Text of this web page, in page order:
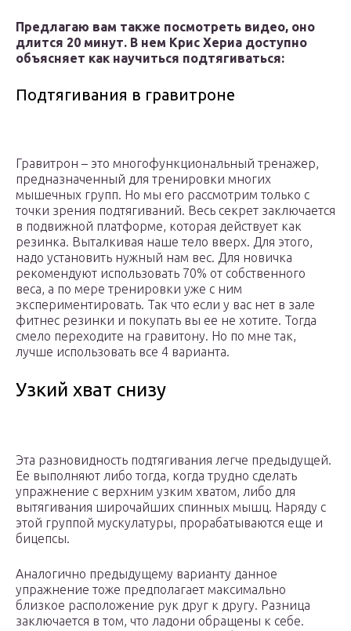
Предлагаю вам также посмотреть видео, оно
длится 20 минут. В нем Крис Хериа доступно
объясняет как научиться подтягиваться:
Подтягивания в гравитроне
Гравитрон – это многофункциональный тренажер,
предназначенный для тренировки многих
мышечных групп. Но мы его рассмотрим только с
точки зрения подтягиваний. Весь секрет заключается
в подвижной платформе, которая действует как
резинка. Выталкивая наше тело вверх. Для этого,
надо установить нужный нам вес. Для новичка
рекомендуют использовать 70% от собственного
веса, а по мере тренировки уже с ним
экспериментировать. Так что если у вас нет в зале
фитнес резинки и покупать вы ее не хотите. Тогда
смело переходите на гравитону. Но по мне так,
лучше использовать все 4 варианта.
Узкий хват снизу
Эта разновидность подтягивания легче предыдущей.
Ее выполняют либо тогда, когда трудно сделать
упражнение с верхним узким хватом, либо для
вытягивания широчайших спинных мышц. Наряду с
этой группой мускулатуры, прорабатываются еще и
бицепсы.
Аналогично предыдущему варианту данное
упражнение тоже предполагает максимально
близкое расположение рук друг к другу. Разница
заключается в том, что ладони обращены к себе.